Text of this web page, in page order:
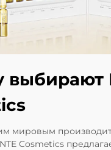
выбирают
мировым
Cosmetics